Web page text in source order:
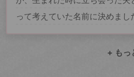
って考えていた名前に決めまし
+ もっ